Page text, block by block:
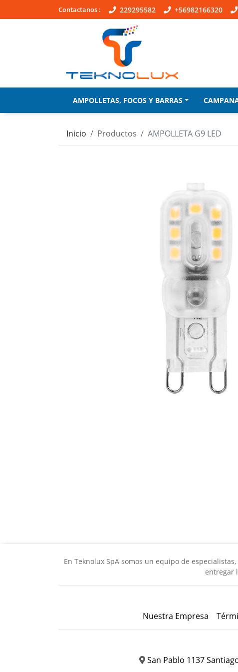
Contactanos : 229295582 +56982166320
AMPOLLETAS, FOCOS Y BARRAS
Inicio Productos AMPOLLETA G9 LED
En Teknolux SpA somos un equipo de
entregar
Nuestra Empresa
San Pablo 1137